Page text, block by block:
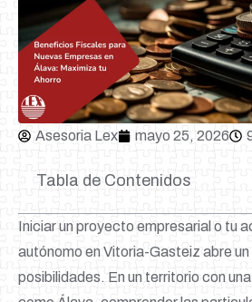
Asesoria Lex mayo 25, 2026
Tabla de Contenidos
Iniciar un proyecto empresarial o tu
autónomo en Vitoria-Gasteiz abre
posibilidades. En un territorio con